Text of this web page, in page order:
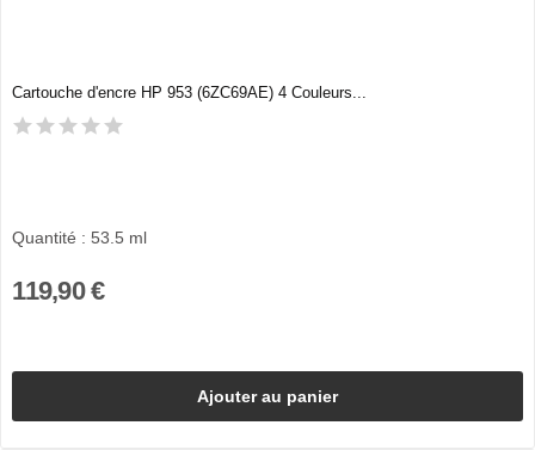
Cartouche d'encre HP 953 (6ZC69AE) 4 Couleurs...
Quantité : 53.5 ml
119,90 €
Ajouter au panier